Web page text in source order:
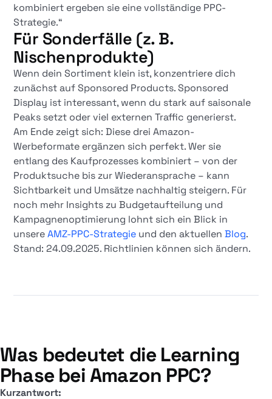
kombiniert ergeben sie eine vollständige PPC-
Strategie.“
Für Sonderfälle (z. B.
Nischenprodukte)
Wenn dein Sortiment klein ist, konzentriere dich
zunächst auf Sponsored Products. Sponsored
Display ist interessant, wenn du stark auf saisonale
Peaks setzt oder viel externen Traffic generierst.
Am Ende zeigt sich: Diese drei Amazon-
Werbeformate ergänzen sich perfekt. Wer sie
entlang des Kaufprozesses kombiniert – von der
Produktsuche bis zur Wiederansprache – kann
Sichtbarkeit und Umsätze nachhaltig steigern. Für
noch mehr Insights zu Budgetaufteilung und
Kampagnenoptimierung lohnt sich ein Blick in
unsereAMZ-PPC-Strategie und den aktuellenBlog.
Stand: 24.09.2025. Richtlinien können sich ändern.
Was bedeutet die Learning
Phase bei Amazon PPC?
Kurzantwort: